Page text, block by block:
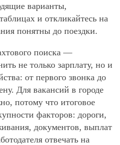
варианты,
и откликайтесь на
понятны до поездки.
поиска —
не только зарплату, но и
от первого звонка до
Для вакансий в городе
потому что итоговое
факторов: дороги,
документов, выплат
отвечать на